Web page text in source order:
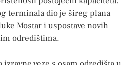
terminala dio je šireg plana
Mostar i uspostave novih
odredištima.